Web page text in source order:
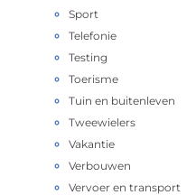
Sport
Telefonie
Testing
Toerisme
Tuin en buitenleven
Tweewielers
Vakantie
Verbouwen
Vervoer en transport